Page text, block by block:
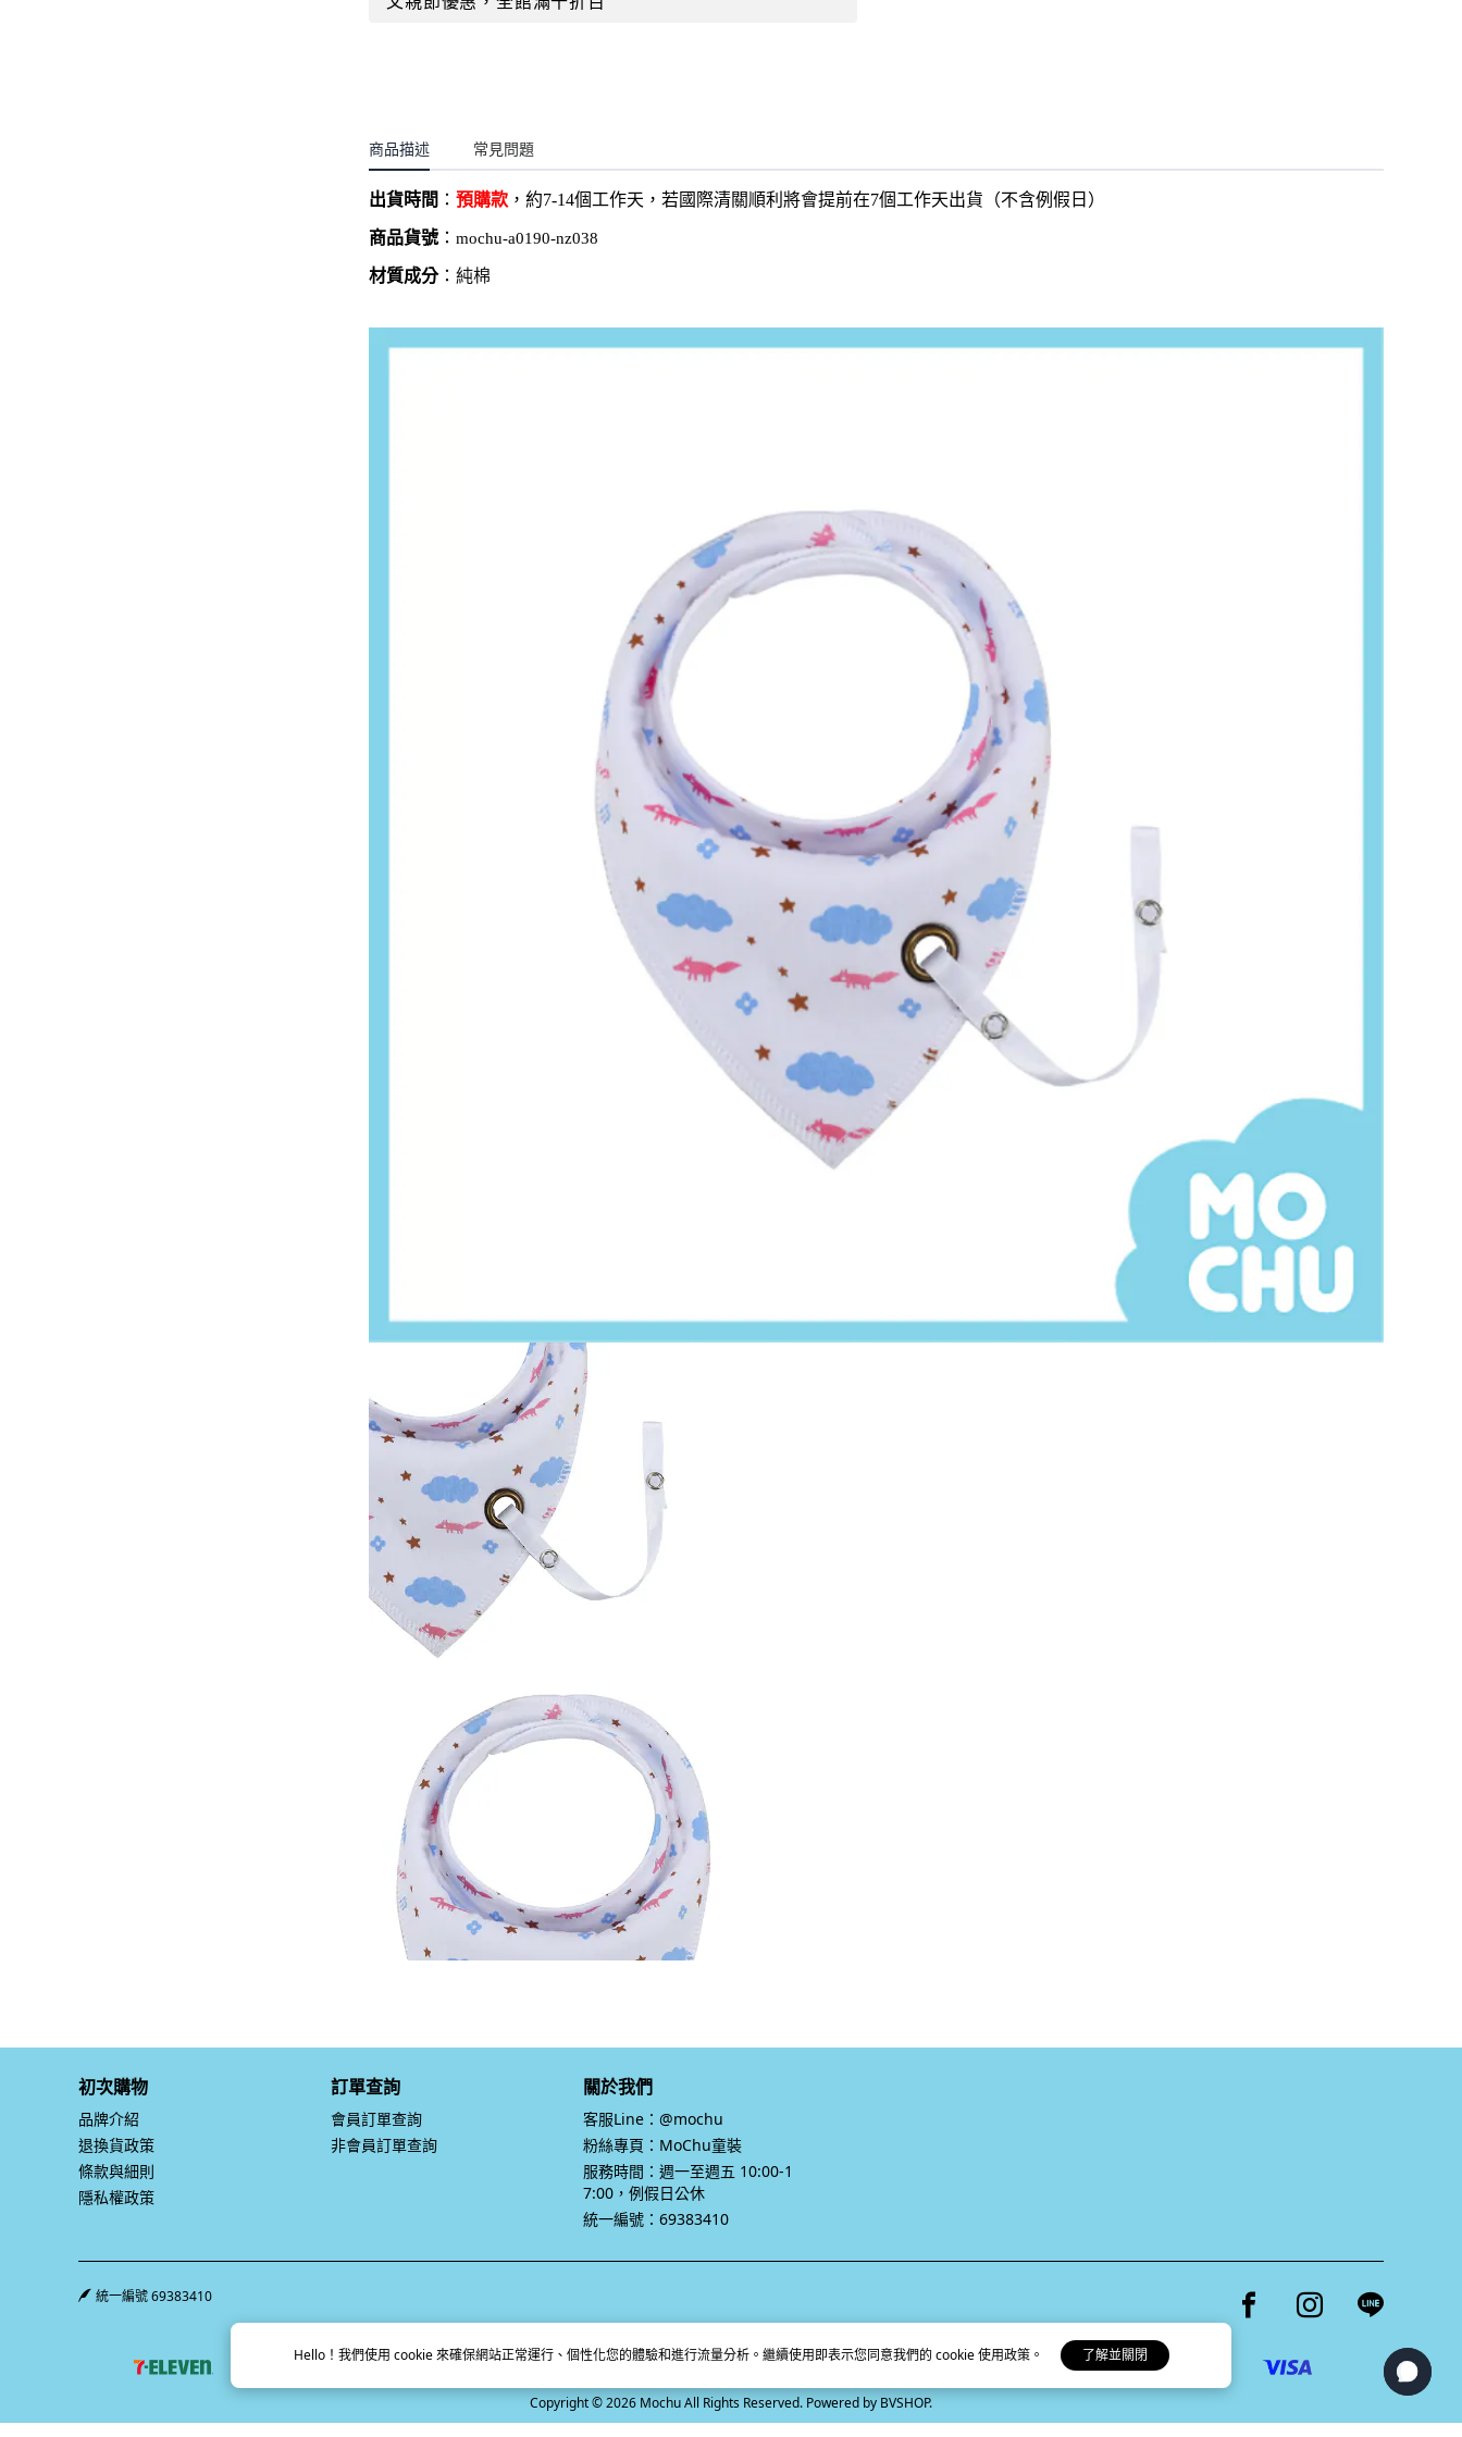
Hello！我們使用 cookie來確保網站正常運行、個性化您的體驗和進行流量分析。繼續使用即表示您同意我們的 cookie 使用政策。 了解並關閉
商品描述 常見問題
出貨時間 ：預購款 ，約7-14個工作天，若國際清關順利將會提前在7個工作天出貨（不含例假日）
商品貨號：mochu-a0190-nz038
材質成分：純棉
初次購物
品牌介紹
退換貨政策
條款與細則
隱私權政策
訂單查詢
會員訂單查詢
非會員訂單查詢
關於我們
客服Line：@mochu
粉絲專頁：MoChu童裝
服務時間：週一至週五 10:00-1
7:00，例假日公休
統一編號：69383410
統一編號 69383410 Facebook page
Instagram page
Line page
Copyright © 2026 Mochu All Rights Reserved. Powered by BVSHOP.